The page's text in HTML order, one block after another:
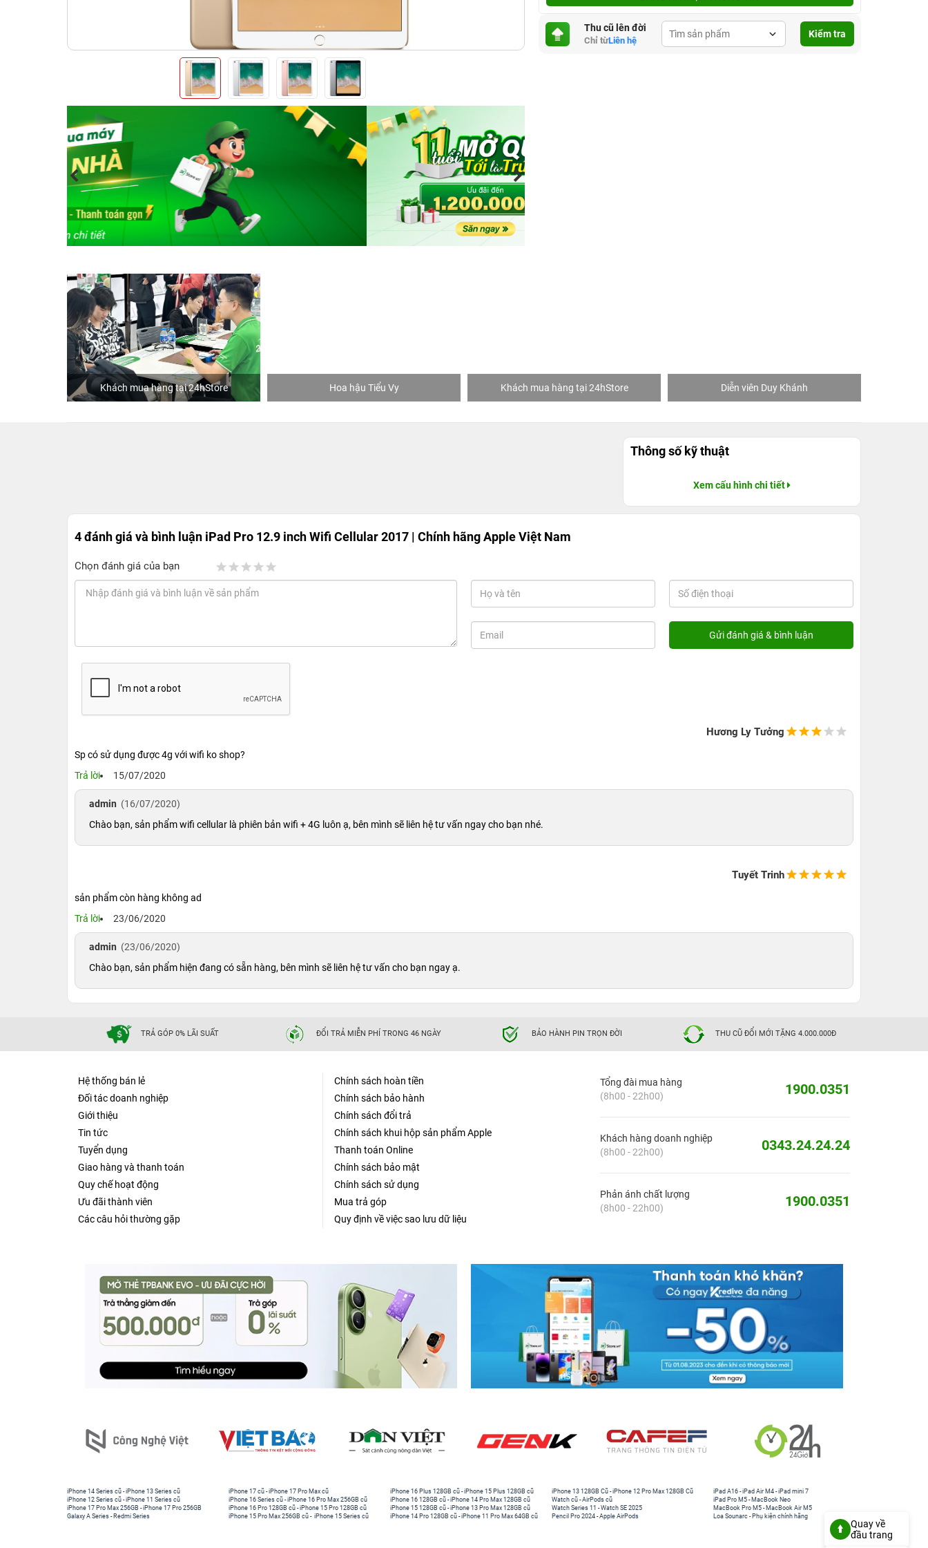
Thu cũ lên đời
Chỉ từLiên hệ
Kiểm tra
Khách mua hàng tại 24hStore Hoa hậu Tiểu Vy Khách mua hàng tại 24hStore Diễn viên Duy Khánh
Thông số kỹ thuật
Xem cấu hình chi tiết
4 đánh giá và bình luận iPad Pro 12.9 inch Wifi Cellular 2017 | Chính hãng Apple Việt Nam
Chọn đánh giá của bạn
Hương Ly Tưởng
Sp có sử dụng được 4g với wifi ko shop?
Trả lời
15/07/2020
admin (16/07/2020)
Chào bạn, sản phẩm wifi cellular là phiên bản wifi + 4G luôn ạ, bên mình sẽ liên hệ tư vấn ngay cho bạn nhé.
Tuyết Trinh
sản phẩm còn hàng không ad
Trả lời
23/06/2020
admin (23/06/2020)
Chào bạn, sản phẩm hiện đang có sẵn hàng, bên mình sẽ liên hệ tư vấn cho bạn ngay ạ.
TRẢ GÓP 0% LÃI SUẤT ĐỔI TRẢ MIỄN PHÍ TRONG 46 NGÀY BẢO HÀNH PIN TRỌN ĐỜI THU CŨ ĐỔI MỚI TẶNG 4.000.000Đ
Hệ thống bán lẻ
Đối tác doanh nghiệp
Giới thiệu
Tin tức
Tuyển dụng
Giao hàng và thanh toán
Quy chế hoạt động
Ưu đãi thành viên
Các câu hỏi thường gặp
Chính sách hoàn tiền
Chính sách bảo hành
Chính sách đổi trả
Chính sách khui hộp sản phẩm Apple
Thanh toán Online
Chính sách bảo mật
Chính sách sử dụng
Mua trả góp
Quy định về việc sao lưu dữ liệu
Tổng đài mua hàng
(8h00 - 22h00)
1900.0351
Khách hàng doanh nghiệp
(8h00 - 22h00)
0343.24.24.24
Phản ánh chất lượng
(8h00 - 22h00)
1900.0351
iPhone 14 Series cũ -iPhone 13 Series cũ
iPhone 12 Series cũ -iPhone 11 Series cũ
iPhone 17 Pro Max 256GB -iPhone 17 Pro 256GB
Galaxy A Series - Redmi Series
iPhone 17 cũ -iPhone 17 Pro Max cũ
iPhone 16 Series cũ - iPhone 16 Pro Max 256GB cũ
iPhone 16 Pro 128GB cũ -iPhone 15 Pro 128GB cũ
iPhone 15 Pro Max 256GB cũ - iPhone 15 Series cũ
iPhone 16 Plus 128GB cũ -iPhone 15 Plus 128GB cũ
iPhone 16 128GB cũ -iPhone 14 Pro Max 128GB cũ
iPhone 15 128GB cũ -iPhone 13 Pro Max 128GB cũ
iPhone 14 Pro 128GB cũ -iPhone 11 Pro Max 64GB cũ
iPhone 13 128GB Cũ -iPhone 12 Pro Max 128GB Cũ
Watch cũ -AirPods cũ
Watch Series 11 -Watch SE 2025
Pencil Pro 2024 -Apple AirPods
iPad A16 -iPad Air M4 -iPad mini 7
iPad Pro M5 - MacBook Neo
MacBook Pro M5 - MacBook Air M5
Loa Sounarc - Phụ kiện chính hãng
Quay về
đầu trang